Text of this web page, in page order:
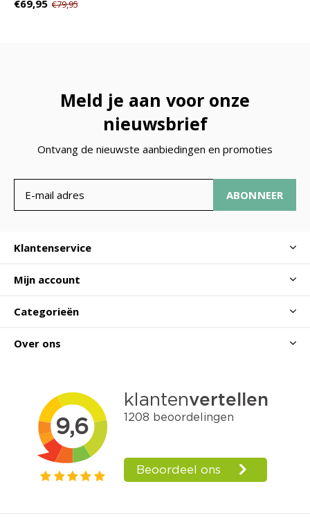
€69,95 €79,95
Meld je aan voor onze
nieuwsbrief
Ontvang de nieuwste aanbiedingen en promoties
ABONNEER
Klantenservice
Mijn account
Categorieën
Over ons